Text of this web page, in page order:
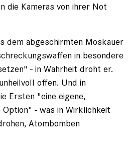
die Kameras von ihrer Not
dem abgeschirmten Moskauer
in besondere
- in Wahrheit droht er.
offen. Und in
Ersten "eine eigene,
- was in Wirklichkeit
Atombomben